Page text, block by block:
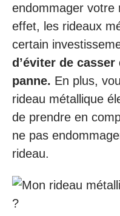
endommager votre
effet, les rideaux
certain
d’éviter de
panne. En plus,
rideau métallique
de prendre en
ne pas
rideau.